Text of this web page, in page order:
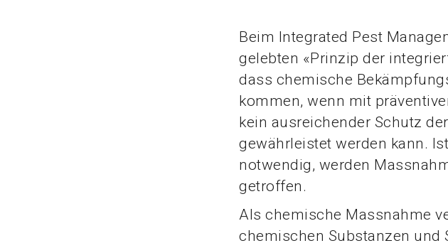
Beim Integrated Pest
gelebten «Prinzip der
dass chemische
kommen, wenn mit
kein ausreichender Schutz
gewährleistet werden kann.
notwendig, werden
getroffen.
Als chemische Massnahme
chemischen Substanzen und